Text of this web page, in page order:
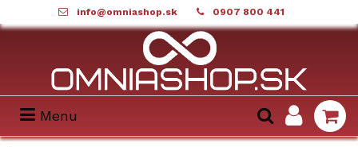
info@omniashop.sk 0907 800 441
Menu